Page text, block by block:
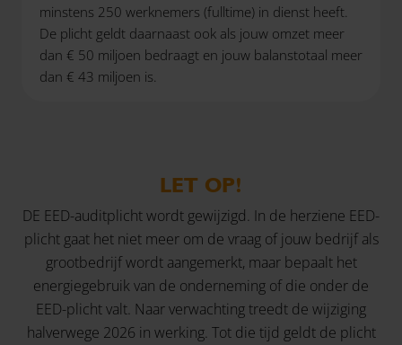
minstens 250 werknemers (fulltime) in dienst heeft.
De plicht geldt daarnaast ook als jouw omzet meer
dan € 50 miljoen bedraagt en jouw balanstotaal meer
dan € 43 miljoen is.
LET OP!
DE EED-auditplicht wordt gewijzigd. In de herziene EED-
plicht gaat het niet meer om de vraag of jouw bedrijf als
grootbedrijf wordt aangemerkt, maar bepaalt het
energiegebruik van de onderneming of die onder de
EED-plicht valt. Naar verwachting treedt de wijziging
halverwege 2026 in werking. Tot die tijd geldt de plicht